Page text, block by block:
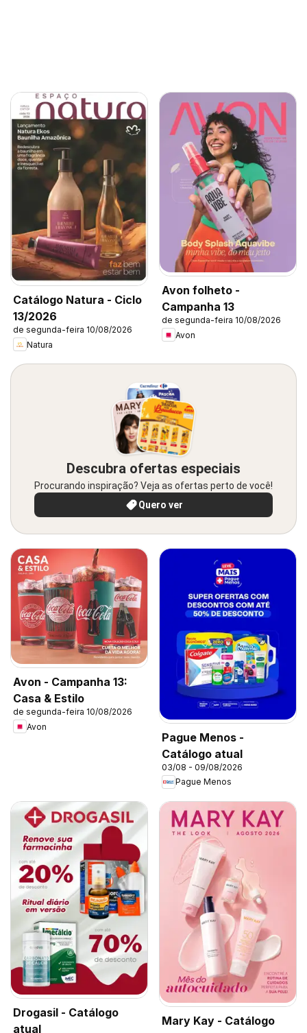
Catálogo Natura - Ciclo
13/2026
de segunda-feira 10/08/2026
Natura
Avon folheto -
Campanha 13
de segunda-feira 10/08/2026
Avon
Descubra ofertas especiais
Procurando inspiração? Veja as ofertas perto de você!
Quero ver
Avon - Campanha 13:
Casa & Estilo
de segunda-feira 10/08/2026
Avon
Pague Menos -
Catálogo atual
03/08 - 09/08/2026
Pague Menos
Drogasil - Catálogo
atual
Mary Kay - Catálogo